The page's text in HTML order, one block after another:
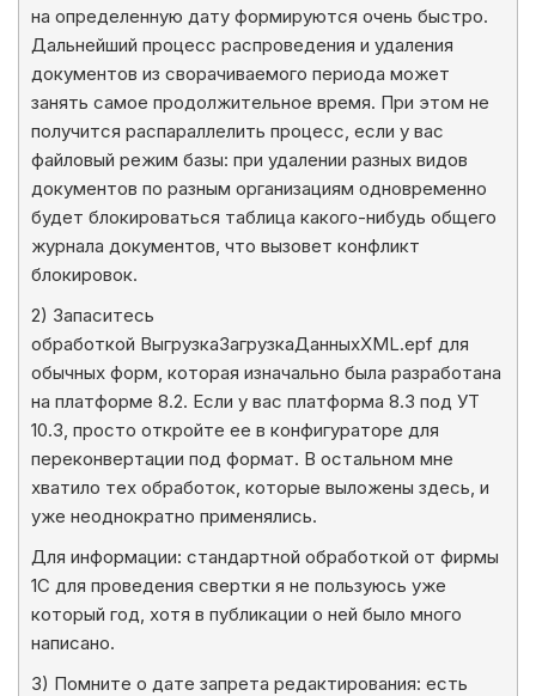
на определенную дату формируются очень быстро.
Дальнейший процесс распроведения и удаления
документов из сворачиваемого периода может
занять самое продолжительное время. При этом не
получится распараллелить процесс, если у вас
файловый режим базы: при удалении разных видов
документов по разным организациям одновременно
будет блокироваться таблица какого-нибудь общего
журнала документов, что вызовет конфликт
блокировок.
2) Запаситесь
обработкой ВыгрузкаЗагрузкаДанныхXML.epf для
обычных форм, которая изначально была разработана
на платформе 8.2. Если у вас платформа 8.3 под УТ
10.3, просто откройте ее в конфигураторе для
переконвертации под формат. В остальном мне
хватило тех обработок, которые выложены здесь, и
уже неоднократно применялись.
Для информации: стандартной обработкой от фирмы
1С для проведения свертки я не пользуюсь уже
который год, хотя в публикации о ней было много
написано.
3) Помните о дате запрета редактирования: есть